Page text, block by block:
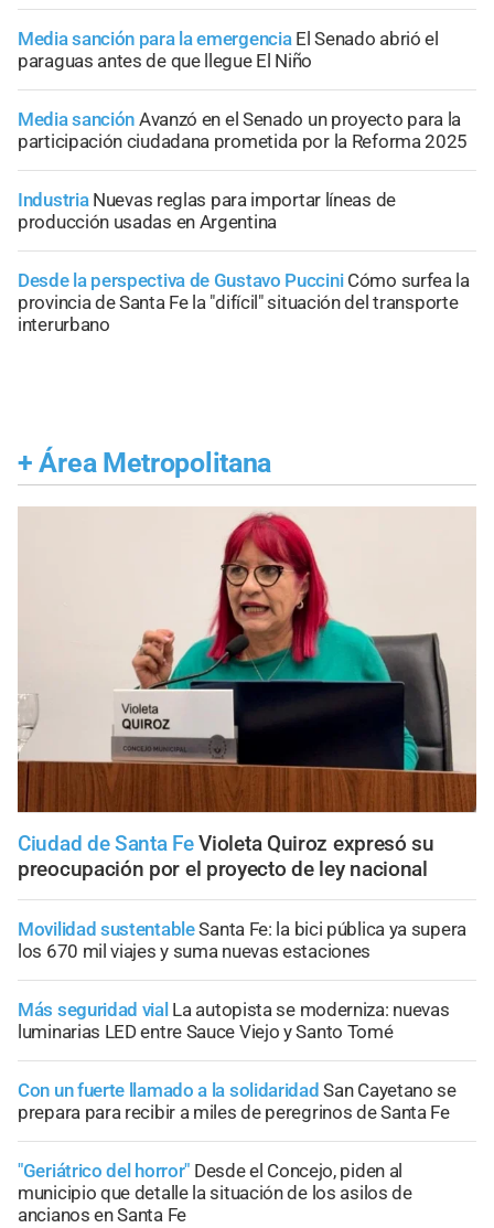
Media sanción para la emergencia El Senado abrió el
paraguas antes de que llegue El Niño
Media sanción Avanzó en el Senado un proyecto para la
participación ciudadana prometida por la Reforma 2025
Industria Nuevas reglas para importar líneas de
producción usadas en Argentina
Desde la perspectiva de Gustavo Puccini Cómo surfea la
provincia de Santa Fe la "difícil" situación del transporte
interurbano
+ Área Metropolitana
Ciudad de Santa Fe Violeta Quiroz expresó su
preocupación por el proyecto de ley nacional
Movilidad sustentableSanta Fe: la bici pública ya supera
los 670 mil viajes y suma nuevas estaciones
Más seguridad vial La autopista se moderniza: nuevas
luminarias LED entre Sauce Viejo y Santo Tomé
Con un fuerte llamado a la solidaridad San Cayetano se
prepara para recibir a miles de peregrinos de Santa Fe
"Geriátrico del horror" Desde el Concejo, piden al
municipio que detalle la situación de los asilos de
ancianos en Santa Fe